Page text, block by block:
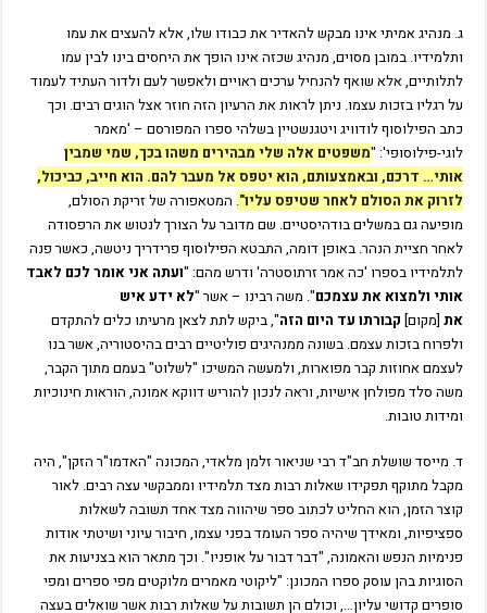
ג. מנהיג אמיתי אינו מבקש להאדיר את כבודו שלו, אלא להעצים את עמו
ותלמידיו. במובן מסוים, מנהיג שכזה אינו הופך את היחסים בינו לבין עמו
לתלותיים, אלא שואף להנחיל ערכים ראויים ולאפשר לעם ולדור העתיד לעמוד
על רגליו בזכות עצמו. ניתן לראות את הרעיון הזה חוזר אצל הוגים רבים. וכך
כתב הפילוסוף לודוויג ויטגנשטיין בשלהי ספרו המפורסם – 'מאמר
לוגי-פילוסופי': "משפטים אלה שלי מבהירים משהו בכך, שמי שמבין
אותי… דרכם, ובאמצעותם, הוא יטפס אל מעבר להם. הוא חייב, כביכול,
לזרוק את הסולם לאחר שטיפס עליו". המטאפורה של זריקת הסולם,
מופיעה גם במשלים בודהיסטיים. שם מדובר על הצורך לנטוש את הרפסודה
לאחר חציית הנהר. באופן דומה, התבטא הפילוסוף פרידריך ניטשה, כאשר פנה
לתלמידיו בספרו 'כה אמר זרתוסטרה' ודרש מהם: "ועתה אני אומר לכם לאבד
אותי ולמצוא את עצמכם". משה רבינו – אשר "לא ידע איש
את [מקום] קבורתו עד היום הזה", ביקש לתת לצאן מרעיתו כלים להתקדם
ולפרוח בזכות עצמם. בשונה ממנהיגים פוליטיים רבים בהיסטוריה, אשר בנו
לעצמם אחוזות קבר מפוארות, ולמעשה המשיכו "לשלוט" בעמם מתוך הקבר,
משה סלד מפולחן אישיות, וראה לנכון להוריש דווקא אמונה, הוראות חינוכיות
ומידות טובות.
ד. מייסד שושלת חב"ד רבי שניאור זלמן מלאדי, המכונה "האדמו"ר הזקן", היה
מקבל מתוקף תפקידו שאלות רבות מצד תלמידיו וממבקשי עצה רבים. לאור
קוצר הזמן, הוא החליט לכתוב ספר שיהווה מצד אחד תשובה לשאלות
ספציפיות, ומאידך שיהיה ספר העומד בפני עצמו, חיבור עיוני ושיטתי אודות
פנימיות הנפש והאמונה, "דבר דבור על אופניו". וכך מתאר הוא בצניעות את
הסוגיות בהן עוסק ספרו המכונן: "ליקוטי מאמרים מלוקטים מפי ספרים ומפי
סופרים קדושי עליון…, וכולם הן תשובות על שאלות רבות אשר שואלים בעצה